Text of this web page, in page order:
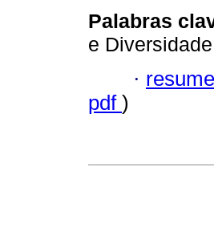
Palabras
e
·
pdf )